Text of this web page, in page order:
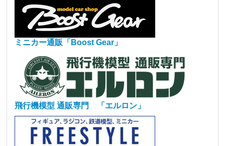
ミニカー通販「Boost Gear」
飛行機模型 通販専門 「エルロン」